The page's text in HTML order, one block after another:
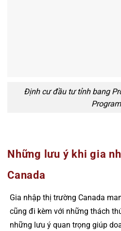
Định cư đầu tư tỉnh bang
Những lưu ý khi gia
Canada
Gia nhập thị trường Canada
cũng đi kèm với những thách
những lưu ý quan trọng giúp